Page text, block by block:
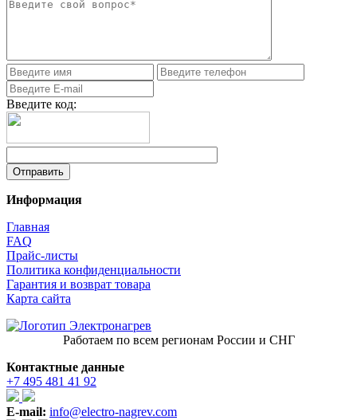
Введите код:
Информация
Главная
FAQ
Прайс-листы
Политика конфиденциальности
Гарантия и возврат товара
Карта сайта
Работаем по всем регионам России и СНГ
Контактные данные
+7 495 481 41 92
E-mail: info@electro-nagrev.com